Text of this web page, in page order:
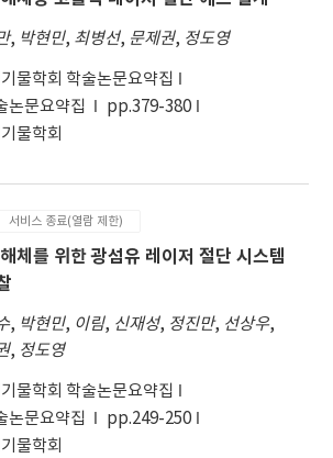
, 박현민, 최병선, 문제권, 정도영
물학회 학술논문요약집
논문요약집
pp.379-380
물학회
서비스 종료(열람 제한)
체를 위한 광섬유 레이저 절단 시스템
, 박현민, 이림, 신재성, 정진만, 선상우,
, 정도영
물학회 학술논문요약집
논문요약집
pp.249-250
물학회